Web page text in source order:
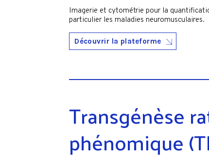
Imagerie et cytométrie pour la
particulier les maladies neuromusculaires.
Découvrir la plateforme
Transgénèse
phénomique